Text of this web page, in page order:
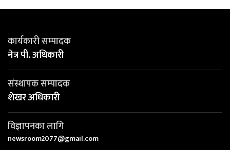
कार्यकारी सम्पादक
नेत्र पी. अधिकारी
संस्थापक सम्पादक
शेखर अधिकारी
विज्ञापनका लागि
newsroom2077@gmail.com